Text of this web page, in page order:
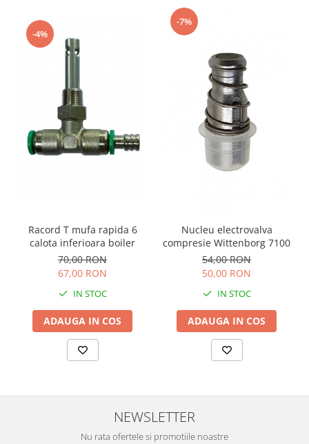
-4%
Racord T mufa rapida 6
calota inferioara boiler
70,00 RON
67,00 RON
IN STOC
ADAUGA IN COS
-7%
Nucleu electrovalva
compresie Wittenborg 7100
54,00 RON
50,00 RON
IN STOC
ADAUGA IN COS
NEWSLETTER
Nu rata ofertele si promotiile noastre